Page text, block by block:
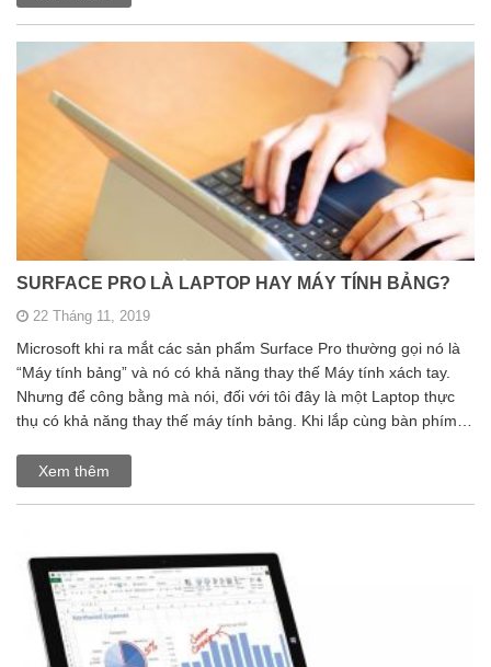
SURFACE PRO LÀ LAPTOP HAY MÁY TÍNH BẢNG?
22 Tháng 11, 2019
Microsoft khi ra mắt các sản phẩm Surface Pro thường gọi nó là
“Máy tính bảng” và nó có khả năng thay thế Máy tính xách tay.
Nhưng để công bằng mà nói, đối với tôi đây là một Laptop thực
thụ có khả năng thay thế máy tính bảng. Khi lắp cùng bàn phím…
Xem thêm